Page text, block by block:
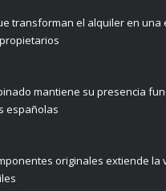
transforman el alquiler en una
mantiene su presencia
españolas
originales extiende la